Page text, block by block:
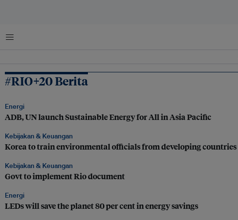
Menu
#RIO+20 Berita
Energi
ADB, UN launch Sustainable Energy for All in Asia Pacific
Kebijakan & Keuangan
Korea to train environmental officials from developing countries
Kebijakan & Keuangan
Govt to implement Rio document
Energi
LEDs will save the planet 80 per cent in energy savings